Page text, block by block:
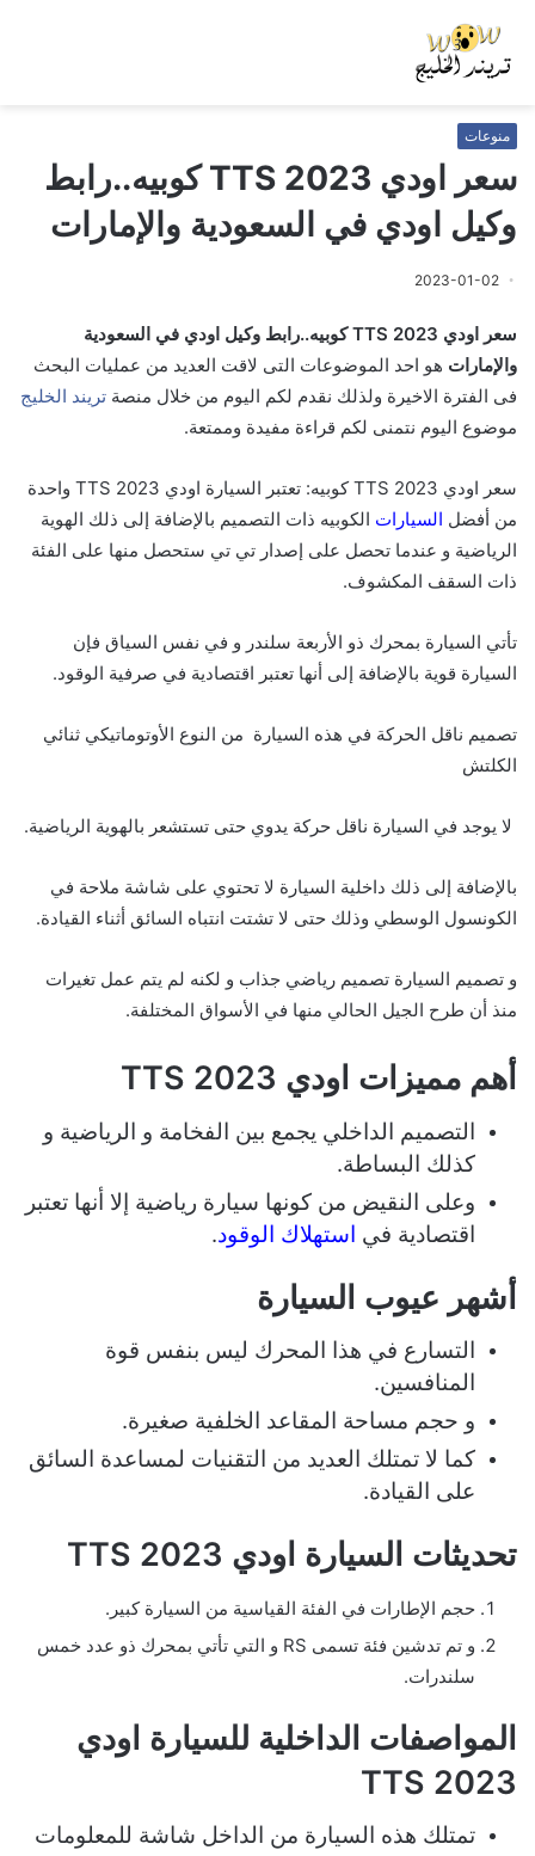
منوعات
سعر اودي TTS 2023 كوبيه..رابط
وكيل اودي في السعودية والإمارات
2023-01-02
سعر اودي TTS 2023 كوبيه..رابط وكيل اودي في السعودية
والإمارات هو احد الموضوعات التى لاقت العديد من عمليات البحث
فى الفترة الاخيرة ولذلك نقدم لكم اليوم من خلال منصة تريند الخليج
موضوع اليوم نتمنى لكم قراءة مفيدة وممتعة.
سعر اودي TTS 2023 كوبيه: تعتبر السيارة اودي TTS 2023 واحدة
من أفضل السيارات الكوبيه ذات التصميم بالإضافة إلى ذلك الهوية
الرياضية و عندما تحصل على إصدار تي تي ستحصل منها على الفئة
ذات السقف المكشوف.
تأتي السيارة بمحرك ذو الأربعة سلندر و في نفس السياق فإن
السيارة قوية بالإضافة إلى أنها تعتبر اقتصادية في صرفية الوقود.
تصميم ناقل الحركة في هذه السيارة من النوع الأوتوماتيكي ثنائي
الكلتش
لا يوجد في السيارة ناقل حركة يدوي حتى تستشعر بالهوية الرياضية.
بالإضافة إلى ذلك داخلية السيارة لا تحتوي على شاشة ملاحة في
الكونسول الوسطي وذلك حتى لا تشتت انتباه السائق أثناء القيادة.
و تصميم السيارة تصميم رياضي جذاب و لكنه لم يتم عمل تغيرات
منذ أن طرح الجيل الحالي منها في الأسواق المختلفة.
أهم مميزات اودي TTS 2023
التصميم الداخلي يجمع بين الفخامة و الرياضية و
كذلك البساطة.
وعلى النقيض من كونها سيارة رياضية إلا أنها تعتبر
اقتصادية في استهلاك الوقود.
أشهر عيوب السيارة
التسارع في هذا المحرك ليس بنفس قوة
المنافسين.
و حجم مساحة المقاعد الخلفية صغيرة.
كما لا تمتلك العديد من التقنيات لمساعدة السائق
على القيادة.
تحديثات السيارة اودي TTS 2023
حجم الإطارات في الفئة القياسية من السيارة كبير.
و تم تدشين فئة تسمى RS و التي تأتي بمحرك ذو عدد خمس
سلندرات.
المواصفات الداخلية للسيارة اودي
TTS 2023
تمتلك هذه السيارة من الداخل شاشة للمعلومات